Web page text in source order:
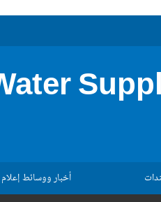
أخبار ووسائط إعلام